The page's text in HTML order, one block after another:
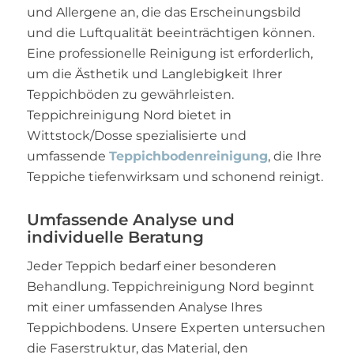
und Allergene an, die das Erscheinungsbild
und die Luftqualität beeinträchtigen können.
Eine professionelle Reinigung ist erforderlich,
um die Ästhetik und Langlebigkeit Ihrer
Teppichböden zu gewährleisten.
Teppichreinigung Nord bietet in
Wittstock/Dosse spezialisierte und
umfassende Teppichbodenreinigung, die Ihre
Teppiche tiefenwirksam und schonend reinigt.
Umfassende Analyse und
individuelle Beratung
Jeder Teppich bedarf einer besonderen
Behandlung. Teppichreinigung Nord beginnt
mit einer umfassenden Analyse Ihres
Teppichbodens. Unsere Experten untersuchen
die Faserstruktur, das Material, den